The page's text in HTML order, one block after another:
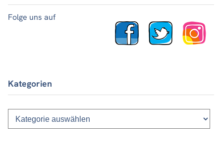
Folge uns auf
Kategorien
Kategorien